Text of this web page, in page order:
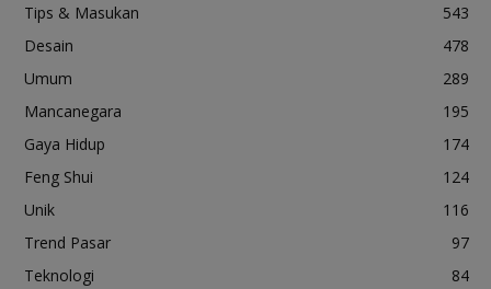
Tips & Masukan
543
Desain
478
Umum
289
Mancanegara
195
Gaya Hidup
174
Feng Shui
124
Unik
116
Trend Pasar
97
Teknologi
84